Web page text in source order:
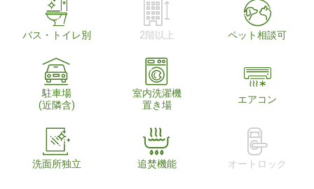
バス・トイレ別 2階以上 ペット相談可
駐車場
(近隣含)
室内洗濯機
置き場
エアコン
洗面所独立 追焚機能 オートロック